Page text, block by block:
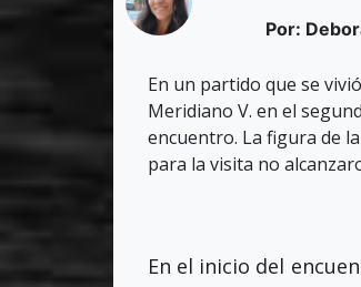
Por:
En un partido que se
Meridiano V. en el
encuentro. La figura de
para la visita no
En el inicio del